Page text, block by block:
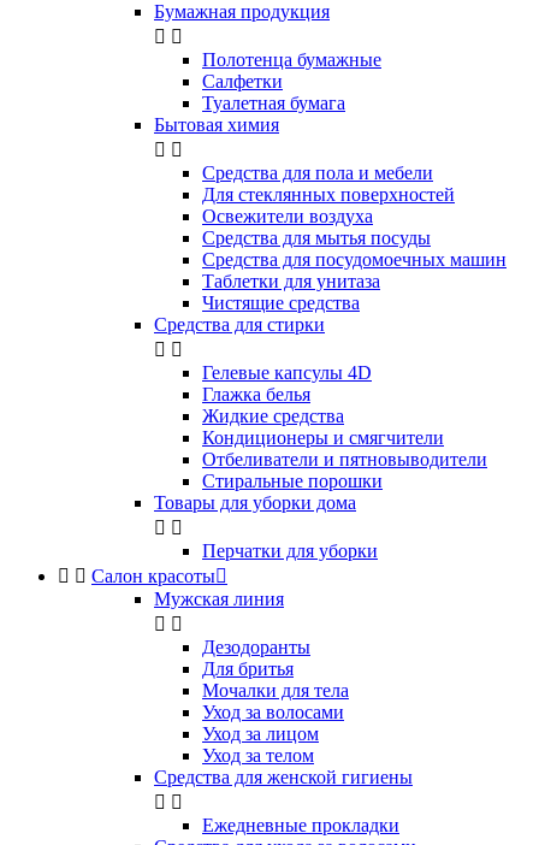
Бумажная продукция
 
Полотенца бумажные
Салфетки
Туалетная бумага
Бытовая химия
 
Cредства для пола и мебели
Для стеклянных поверхностей
Освежители воздуха
Средства для мытья посуды
Средства для посудомоечных машин
Таблетки для унитаза
Чистящие средства
Средства для стирки
 
Гелевые капсулы 4D
Глажка белья
Жидкие средства
Кондиционеры и смягчители
Отбеливатели и пятновыводители
Стиральные порошки
Товары для уборки дома
 
Перчатки для уборки
  Салон красоты
Мужская линия
 
Дезодоранты
Для бритья
Мочалки для тела
Уход за волосами
Уход за лицом
Уход за телом
Средства для женской гигиены
 
Ежедневные прокладки